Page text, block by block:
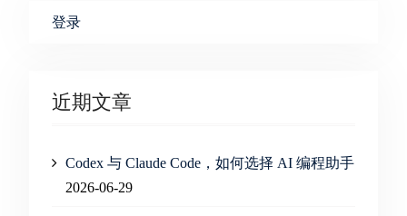
登录
近期文章
Codex 与 Claude Code，如何选择 AI 编程助手
2026-06-29